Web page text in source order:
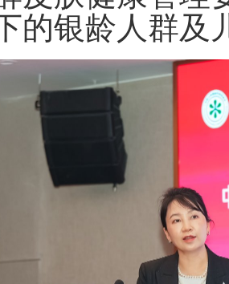
的银龄人群及